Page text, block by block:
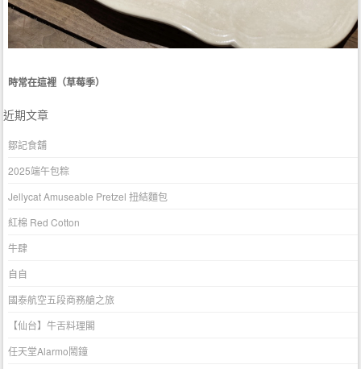
時常在這裡（草莓季）
近期文章
鄒記食舖
2025端午包粽
Jellycat Amuseable Pretzel 扭結麵包
紅棉 Red Cotton
牛肆
自自
國泰航空五段商務艙之旅
【仙台】牛舌料理閣
任天堂Alarmo鬧鐘